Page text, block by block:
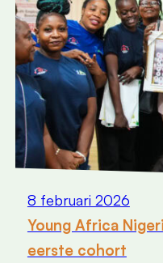
8 februari 2026
Young Africa
eerste cohort